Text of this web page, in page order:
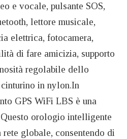
e vocale, pulsante SOS,
lettore musicale,
elettrica, fotocamera,
di fare amicizia, supporto
regolabile dello
in nylon.In
GPS WiFi LBS è una
orologio intelligente
globale, consentendo di